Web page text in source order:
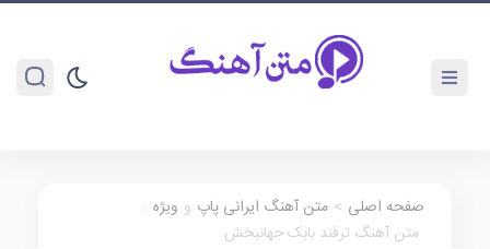
صفحه اصلی > متن آهنگ ایرانی پاپ و ویژه :
متن آهنگ ترفند بابک جهانبخش